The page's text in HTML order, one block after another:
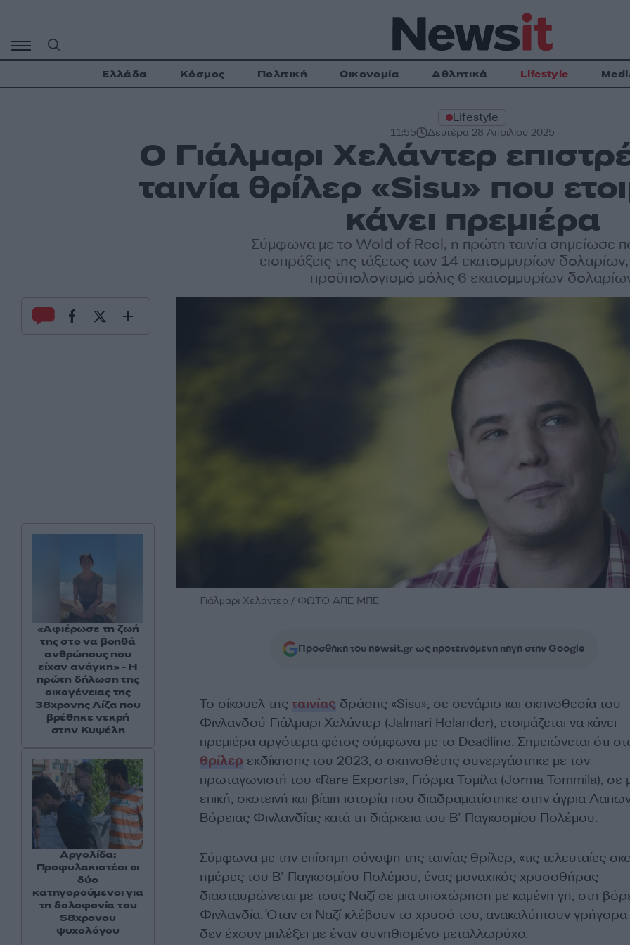
περιεχόμενο
Ελλάδα Κόσμος Πολιτική Οικονομία Αθλητικά Lifestyle
Lifestyle
11:55 Δευτέρα 28 Απριλίου 2025
Ο Γιάλμαρι Χελάντερ
ταινία θρίλερ «Sisu» που
κάνει πρεμιέρα
Σύμφωνα με το Wold of Reel, η πρώτη ταινία σημείωσε
εισπράξεις της τάξεως των 14 εκατομμυρίων
προϋπολογισμό μόλις 6 εκατομμυρίων
Γιάλμαρι Χελάντερ / ΦΩΤΟ ΑΠΕ ΜΠΕ
Προσθήκη του newsit.gr ως προτεινόμενη πηγή στην Google
To σίκουελ της ταινίας δράσης «Sisu», σε σενάριο και σκηνοθεσία του
Φινλανδού Γιάλμαρι Χελάντερ (Jalmari Helander), ετοιμάζεται να κάνει
πρεμιέρα αργότερα φέτος σύμφωνα με το Deadline. Σημειώνεται ότι
θρίλερ εκδίκησης του 2023, ο σκηνοθέτης συνεργάστηκε με τον
πρωταγωνιστή του «Rare Exports», Γιόρμα Τομίλα (Jorma Tommila), σε
επική, σκοτεινή και βίαιη ιστορία που διαδραματίστηκε στην άγρια
Βόρειας Φινλανδίας κατά τη διάρκεια του Β’ Παγκοσμίου Πολέμου.
Σύμφωνα με την επίσημη σύνοψη της ταινίας θρίλερ, «τις τελευταίες
ημέρες του Β’ Παγκοσμίου Πολέμου, ένας μοναχικός χρυσοθήρας
διασταυρώνεται με τους Ναζί σε μια υποχώρηση με καμένη γη, στη
Φινλανδία. Όταν οι Ναζί κλέβουν το χρυσό του, ανακαλύπτουν γρήγορα
δεν έχουν μπλέξει με έναν συνηθισμένο μεταλλωρύχο.
«Αφιέρωσε τη ζωή
της στο να βοηθά
ανθρώπους που
είχαν ανάγκη» - Η
πρώτη δήλωση της
οικογένειας της
38χρονης Λίζα που
βρέθηκε νεκρή
στην Κυψέλη
Αργολίδα:
Προφυλακιστέοι οι
δύο
κατηγορούμενοι για
τη δολοφονία του
58χρονου
ψυχολόγου